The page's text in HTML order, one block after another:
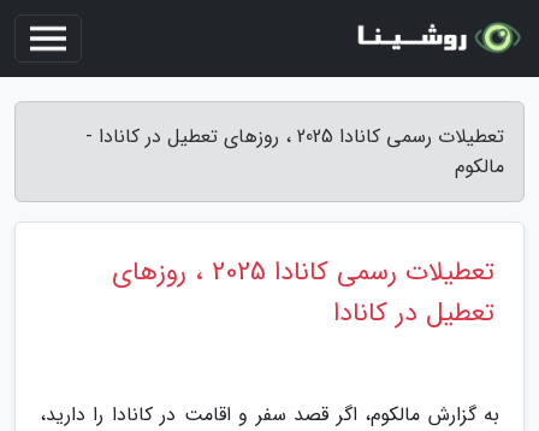
تعطیلات رسمی کانادا 2025 ، روزهای تعطیل در کانادا -
مالکوم
تعطیلات رسمی کانادا 2025 ، روزهای
تعطیل در کانادا
به گزارش مالکوم، اگر قصد سفر و اقامت در کانادا را دارید،